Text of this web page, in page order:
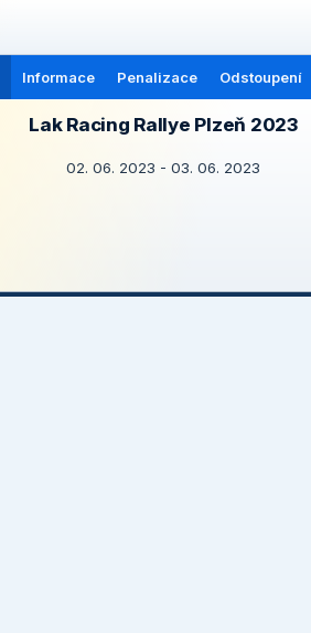
Informace Penalizace Odstoupení
Lak Racing Rallye Plzeň 2023
02. 06. 2023 - 03. 06. 2023